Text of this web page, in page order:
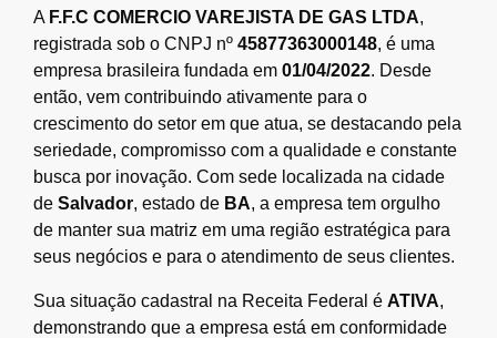
A F.F.C COMERCIO VAREJISTA DE GAS LTDA,
registrada sob o CNPJ nº 45877363000148, é uma
empresa brasileira fundada em 01/04/2022. Desde
então, vem contribuindo ativamente para o
crescimento do setor em que atua, se destacando pela
seriedade, compromisso com a qualidade e constante
busca por inovação. Com sede localizada na cidade
de Salvador, estado de BA, a empresa tem orgulho
de manter sua matriz em uma região estratégica para
seus negócios e para o atendimento de seus clientes.
Sua situação cadastral na Receita Federal é ATIVA,
demonstrando que a empresa está em conformidade